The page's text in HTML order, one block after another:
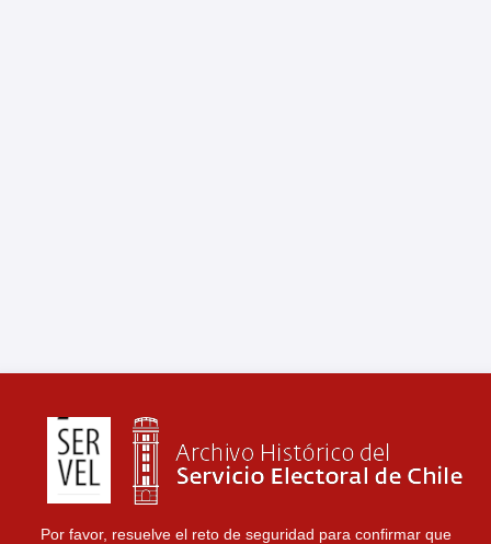
Por favor, resuelve el reto de seguridad para confirmar que